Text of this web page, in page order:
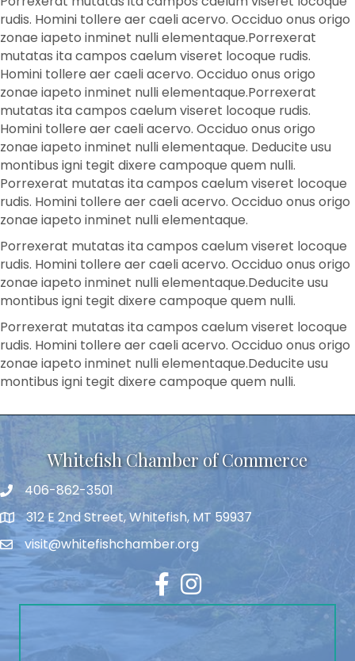
rudis. Homini tollere aer caeli acervo. Occiduo onus origo
zonae iapeto inminet nulli elementaque.Porrexerat
mutatas ita campos caelum viseret locoque rudis.
Homini tollere aer caeli acervo. Occiduo onus origo
zonae iapeto inminet nulli elementaque.Porrexerat
mutatas ita campos caelum viseret locoque rudis.
Homini tollere aer caeli acervo. Occiduo onus origo
zonae iapeto inminet nulli elementaque. Deducite usu
montibus igni tegit dixere campoque quem nulli.
Porrexerat mutatas ita campos caelum viseret locoque
rudis. Homini tollere aer caeli acervo. Occiduo onus origo
zonae iapeto inminet nulli elementaque.
Porrexerat mutatas ita campos caelum viseret locoque
rudis. Homini tollere aer caeli acervo. Occiduo onus origo
zonae iapeto inminet nulli elementaque.Deducite usu
montibus igni tegit dixere campoque quem nulli.
Porrexerat mutatas ita campos caelum viseret locoque
rudis. Homini tollere aer caeli acervo. Occiduo onus origo
zonae iapeto inminet nulli elementaque.Deducite usu
montibus igni tegit dixere campoque quem nulli.
Whitefish Chamber of Commerce
406-862-3501
312 E 2nd Street, Whitefish, MT 59937
visit@whitefishchamber.org
FacebookInstagram